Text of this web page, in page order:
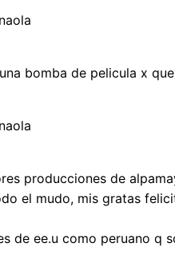
bomba de pelicula x
producciones de
el mudo, mis gratas
de ee.u como peruano q